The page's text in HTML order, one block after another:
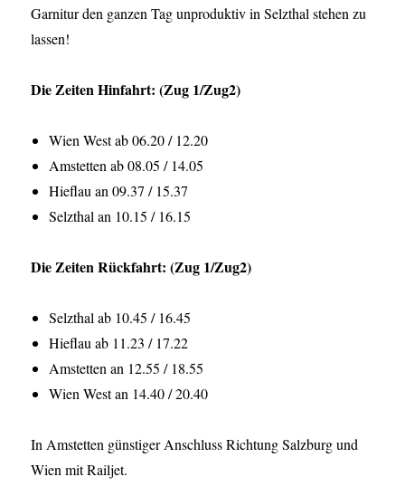
Garnitur den ganzen Tag unproduktiv in Selzthal stehen zu
lassen!
Die Zeiten Hinfahrt: (Zug 1/Zug2)
Wien West ab 06.20 / 12.20
Amstetten ab 08.05 / 14.05
Hieflau an 09.37 / 15.37
Selzthal an 10.15 / 16.15
Die Zeiten Rückfahrt: (Zug 1/Zug2)
Selzthal ab 10.45 / 16.45
Hieflau ab 11.23 / 17.22
Amstetten an 12.55 / 18.55
Wien West an 14.40 / 20.40
In Amstetten günstiger Anschluss Richtung Salzburg und
Wien mit Railjet.